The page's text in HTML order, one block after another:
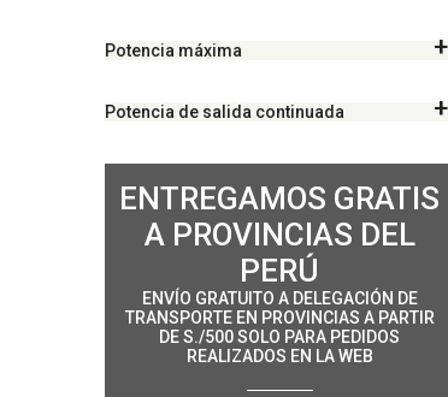
Potencia máxima
Potencia de salida continuada
ENTREGAMOS GRATIS
A PROVINCIAS DEL
PERÚ
ENVÍO GRATUITO A DELEGACIÓN DE
TRANSPORTE EN PROVINCIAS A PARTIR
DE S./500 SOLO PARA PEDIDOS
REALIZADOS EN LA WEB